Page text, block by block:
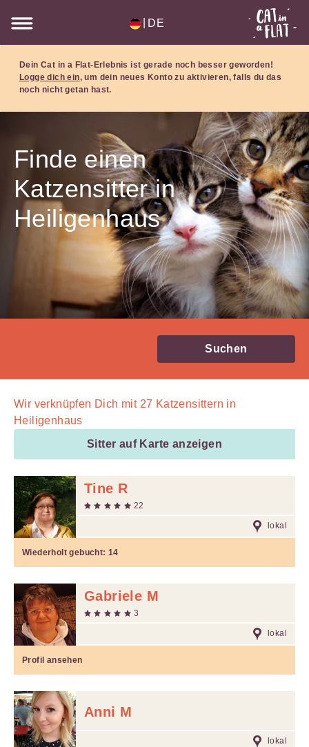
DE
Dein Cat in a Flat-Erlebnis ist gerade noch besser geworden!
Logge dich ein, um dein neues Konto zu aktivieren, falls du das
noch nicht getan hast.
Finde einen
Katzensitter in
Heiligenhaus
Suchen
Wir verknüpfen Dich mit 27 Katzensittern in
Heiligenhaus
Sitter auf Karte anzeigen
Tine R
22
lokal
Wiederholt gebucht:14
Gabriele M
3
lokal
Profil ansehen
Anni M
lokal